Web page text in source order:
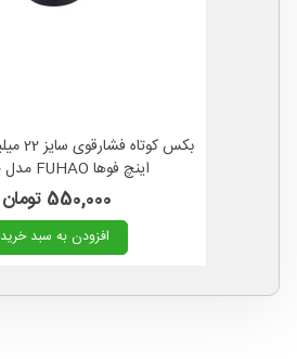
اینچ فوها FUHAO مدل 87400
550,000 تومان
افزودن به سبد خرید